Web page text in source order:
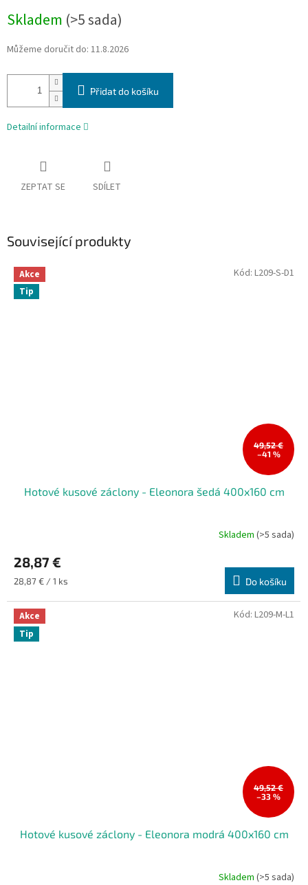
cena:
Skladem (>5 sada)
Můžeme doručit do: 11.8.2026
Přidat do košíku
Detailní informace
ZEPTAT SE SDÍLET
Související produkty
Akce
Tip
49,52 €
–41 %
Hotové kusové záclony - Eleonora šedá 400x160 cm
produktu
je
5,0
z
hvězdiček.
Skladem(>5 sada)
28,87 €
Měrná
28,87 € / 1 ks Do košíku
Kód: L209-S-D1
Akce
Tip
49,52 €
–33 %
Hotové kusové záclony - Eleonora modrá 400x160 cm
Skladem(>5 sada)
Kód: L209-M-L1